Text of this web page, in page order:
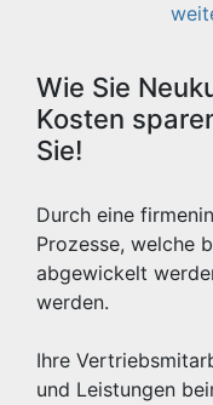
Wie Sie
Kosten
Sie!
Durch eine
Prozesse, welche
abgewickelt
werden.
Ihre
und Leistungen